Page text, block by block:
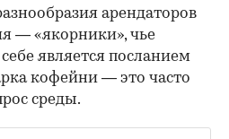
арендаторов
— «якорники», чье
является посланием
кофейни — это часто
среды.